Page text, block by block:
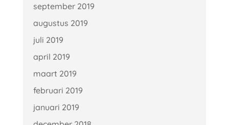
september 2019
augustus 2019
juli 2019
april 2019
maart 2019
februari 2019
januari 2019